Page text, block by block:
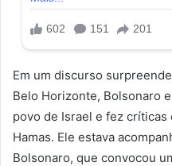
Em um discurso
Belo Horizonte, Bolsonaro
povo de Israel e fez
Hamas. Ele estava
Bolsonaro, que convocou